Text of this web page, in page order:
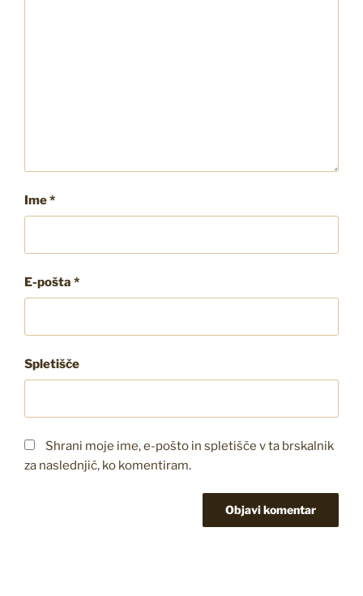
Ime*
E-pošta *
Spletišče
Shrani moje ime, e-pošto in spletišče v ta brskalnik
za naslednjič, ko komentiram.